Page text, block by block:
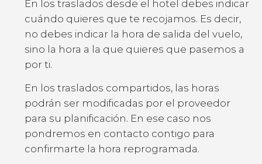
En los traslados desde el hotel debes indicar
cuándo quieres que te recojamos. Es decir,
no debes indicar la hora de salida del vuelo,
sino la hora a la que quieres que pasemos a
por ti.
En los traslados compartidos, las horas
podrán ser modificadas por el proveedor
para su planificación. En ese caso nos
pondremos en contacto contigo para
confirmarte la hora reprogramada.